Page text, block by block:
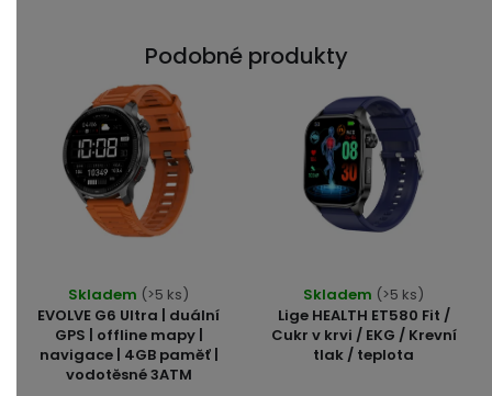
Podobné produkty
EVOLVE G6 Ultra | duální
GPS | offline mapy |
navigace | 4GB paměť |
vodotěsné 3ATM
hodnocení
produktu
je
5,0
Skladem (>5 ks)
Lige HEALTH ET580 Fit /
Cukr v krvi / EKG / Krevní
tlak / teplota
hodnocení
produktu
je
Skladem (>5 ks)